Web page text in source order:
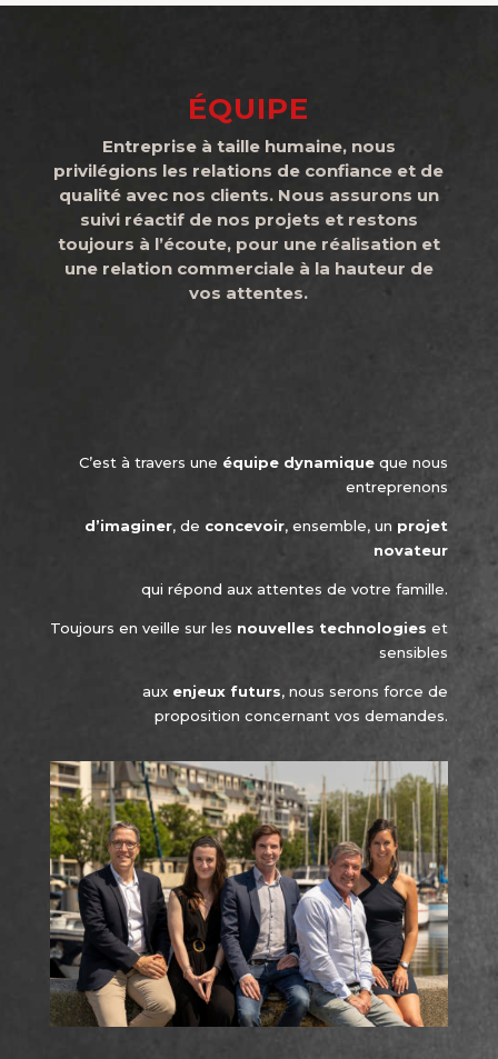
ÉQUIPE
Entreprise à taille humaine, nous
privilégions les relations de confiance et de
qualité avec nos clients. Nous assurons un
suivi réactif de nos projets et restons
toujours à l’écoute, pour une réalisation et
une relation commerciale à la hauteur de
vos attentes.
C’est à travers une équipe dynamique que nous
entreprenons
d’imaginer, de concevoir, ensemble, un projet
novateur
qui répond aux attentes de votre famille.
Toujours en veille sur les nouvelles technologies et
sensibles
aux enjeux futurs, nous serons force de
proposition concernant vos demandes.